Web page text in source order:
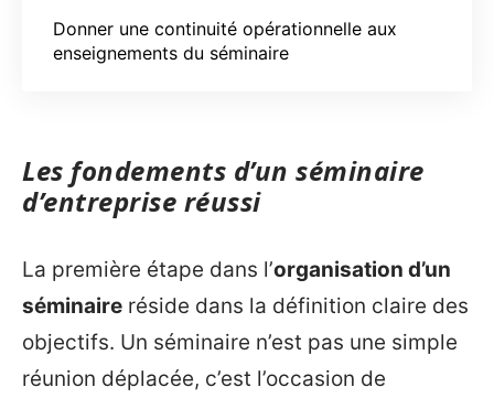
Donner une continuité opérationnelle aux
enseignements du séminaire
Les fondements d’un séminaire
d’entreprise réussi
La première étape dans l’organisation d’un
séminaire réside dans la définition claire des
objectifs. Un séminaire n’est pas une simple
réunion déplacée, c’est l’occasion de